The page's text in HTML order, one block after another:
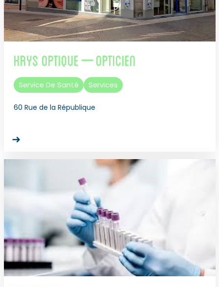
Krys Optique – Opticien
Service De Santé Services
60 Rue de la République